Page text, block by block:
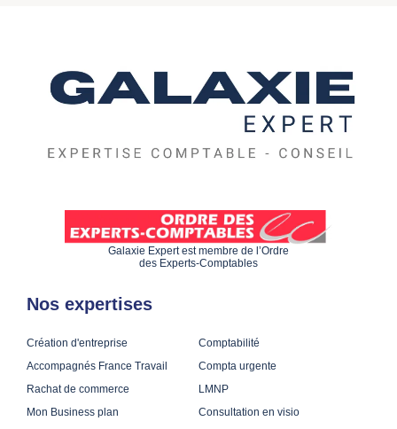
Galaxie Expert est membre de l’Ordre
des Experts-Comptables
Nos expertises
Création d'entreprise
Accompagnés France Travail
Rachat de commerce
Mon Business plan
Comptabilité
Compta urgente
LMNP
Consultation en visio